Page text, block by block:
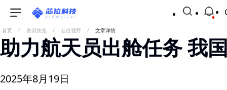
首页 / 资讯快览 / 芯位视野 / 文章详情
助力航天员出舱任务 我
2025年8月19日